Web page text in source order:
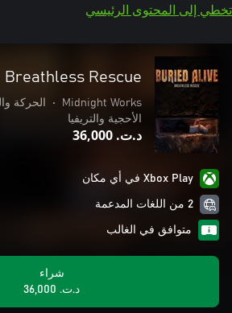
تخطي إلى المحتوى الرئيسي
Breathless Rescue
Midnight Works
• الحركة
الأحجية والتريفيا
د.ت.‏ 36,000
Xbox Play في أي مكان
2 من اللغات المدعمة
متوافق في الغالب
شراء
د.ت.‏ 36,000